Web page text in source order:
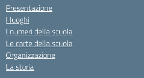
Presentazione
I luoghi
I numeri della scuola
Le carte della scuola
Organizzazione
La storia